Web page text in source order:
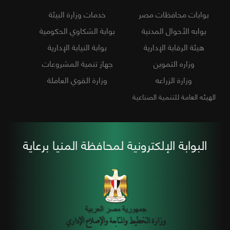
بوابات محافظات مصر
خدمات وزارة البيئة
بوابه الأحوال المدنية
بوابة الشكاوي الحكومية
هيئة الرقابة الإدارية
بوابة النيابة الإدارية
وزاره التموين
جهاز تنمية المشروعات
وزارة الزراعه
وزارة القوي العاملة
الهيئه العامة للتنمية الصناعية
البوابة الإلكترونية لمحافظة المنيا برعاية